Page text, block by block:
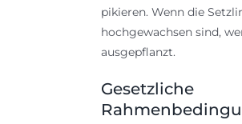
pikieren. Wenn die
hochgewachsen sind,
ausgepflanzt.
Gesetzliche